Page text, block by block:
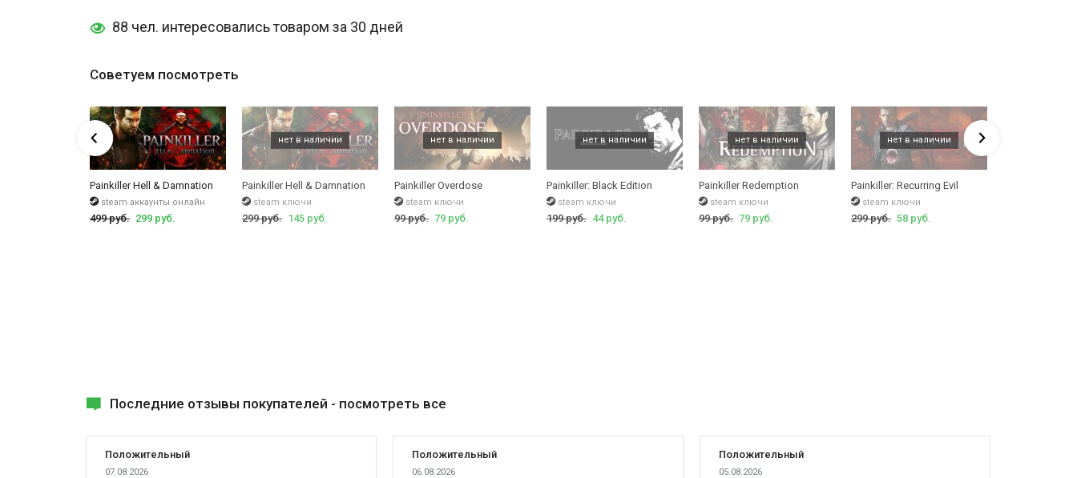
88 чел. интересовались товаром за 30 дней
Советуем посмотреть
Damnation CollectorsPainkiller Hell & Damnation
steam аккаунты онлайн
499 руб. 299 руб.
Painkiller Hell & Damnation
steam ключи
299 руб. 145 руб.
Painkiller Overdose
steam ключи
99 руб. 79 руб.
Painkiller: Black Edition
steam ключи
199 руб. 44 руб.
Painkiller Redemption
steam ключи
99 руб. 79 руб.
Painkiller: Recurring Evil
steam ключи
299 руб. 58 руб.
Последние отзывы покупателей - посмотреть все
Положительный
07.08.2026
Положительный
06.08.2026
Положительный
05.08.2026